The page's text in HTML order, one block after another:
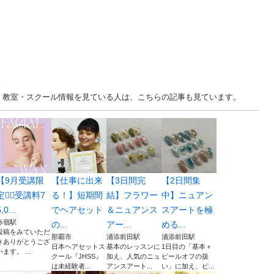
室・スクール情報を見ている人は、こちらの記事も見ています。
【9月受講限
❤️‍🔥受講料7
嶺駅
稿をみていただ
ありがとうござ
ます。 ...
【仕事に出来
る！】短期間
でヘアセット
の...
那覇市
日本ヘアセットス
クール『JHSS』
は未経験者...
【3日間完
結】フラワー
＆ニュアンス
アー...
浦添前田駅
基本のレッスンに
加え、人気のニュ
アンスアート...
【2日間集
中】ニュアン
スアートを極
める...
浦添前田駅
1日目の「基本＋
ピールオフの扱
い」に加え、ピ...